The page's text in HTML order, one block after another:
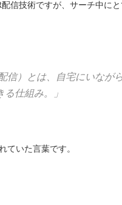
信技術ですが、サーチ中に
信）とは、自宅にいなが
仕組み。」
ていた言葉です。